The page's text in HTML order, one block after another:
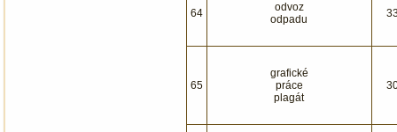
64
odvoz
odpadu
65
grafické
práce
plagát